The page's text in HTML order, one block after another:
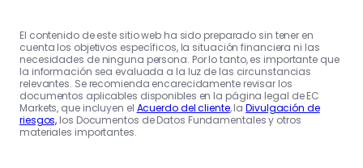
El contenido de este sitio web ha sido preparado sin tener en
cuenta los objetivos específicos, la situación financiera ni las
necesidades de ninguna persona. Por lo tanto, es importante que
la información sea evaluada a la luz de las circunstancias
relevantes. Se recomienda encarecidamente revisar los
documentos aplicables disponibles en la página legal de EC
Markets, que incluyen el Acuerdo del cliente, laDivulgación de
riesgos, los Documentos de Datos Fundamentales y otros
materiales importantes.